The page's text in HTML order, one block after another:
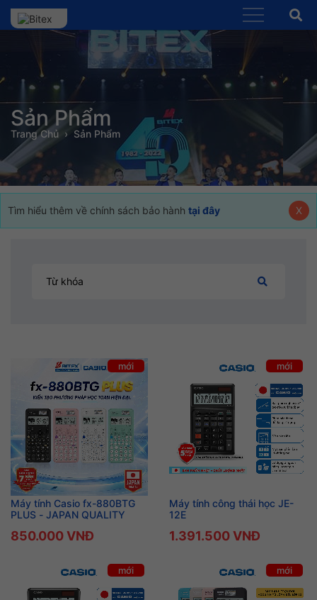
Sản Phẩm
Trang Chủ Sản Phẩm
Tìm hiểu thêm về chính sách bảo hành tại đây X
mới
Máy tính Casio fx-880BTG
PLUS - JAPAN QUALITY
850.000 VNĐ
mới
Máy tính công thái học JE-
12E
1.391.500 VNĐ
mới mới